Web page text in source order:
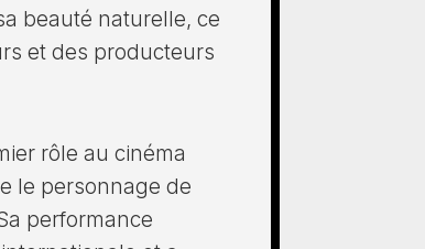
beauté naturelle, ce
et des producteurs
rôle au cinéma
le personnage de
performance